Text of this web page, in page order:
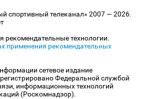
спортивный телеканал» 2007 — 2026.
рекомендательные технологии.
применения рекомендательных
сетевое издание
Федеральной службой
информационных технологий
(Роскомнадзор).